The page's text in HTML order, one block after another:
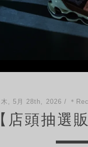
木, 5月 28th, 2026 / ＊
【店頭抽選